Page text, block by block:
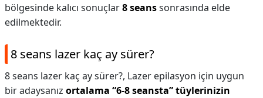
bölgesinde kalıcı sonuçlar8 seanssonrasında elde
edilmektedir.
8 seans lazer kaç ay sürer?
8 seans lazer kaç ay sürer?, Lazer epilasyon için uygun
bir adaysanız ortalama “6-8 seansta” tüylerinizin